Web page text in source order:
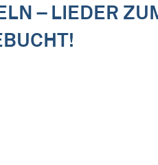
– LIEDER